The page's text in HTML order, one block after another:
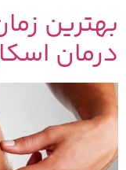
بهترین
درمان